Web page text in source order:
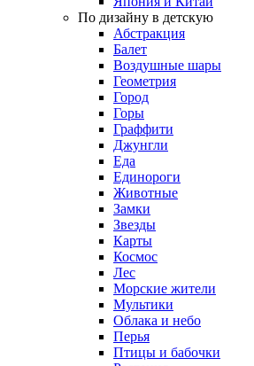
По дизайну в детскую
Абстракция
Балет
Воздушные шары
Геометрия
Город
Горы
Граффити
Джунгли
Еда
Единороги
Животные
Замки
Звезды
Карты
Космос
Лес
Морские жители
Мультики
Облака и небо
Перья
Птицы и бабочки